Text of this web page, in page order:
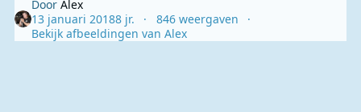
DoorAlex
13 januari 20188 jr.
846 weergaven
Bekijk afbeeldingen van Alex